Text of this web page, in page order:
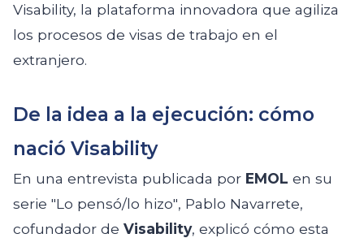
Visability, la plataforma innovadora que agiliza
los procesos de visas de trabajo en el
extranjero.
De la idea a la ejecución: cómo
nació Visability
En una entrevista publicada por EMOL en su
serie "Lo pensó/lo hizo", Pablo Navarrete,
cofundador de Visability, explicó cómo esta